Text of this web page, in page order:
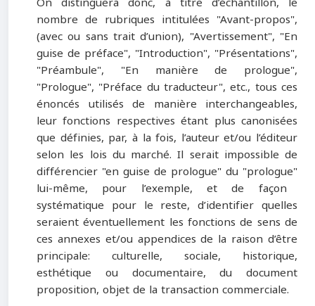
nombre de rubriques intitulées "Avant-propos",
(avec ou sans trait d’union), "Avertissement", "En
guise de préface", "Introduction", "Présentations",
"Préambule", "En manière de prologue",
"Prologue", "Préface du traducteur", etc., tous ces
énoncés utilisés de manière interchangeables,
leur fonctions respectives étant plus canonisées
que définies, par, à la fois, l’auteur et/ou l’éditeur
selon les lois du marché. Il serait impossible de
différencier "en guise de prologue" du "prologue"
lui-même, pour l’exemple, et de façon
systématique pour le reste, d’identifier quelles
seraient éventuellement les fonctions de sens de
ces annexes et/ou appendices de la raison d’être
principale: culturelle, sociale, historique,
esthétique ou documentaire, du document
proposition, objet de la transaction commerciale.